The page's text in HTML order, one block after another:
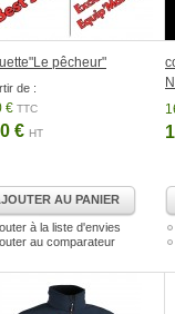
pêcheur"
de :
€ TTC
€ HT
AU PANIER
à la liste d'envies
au comparateur